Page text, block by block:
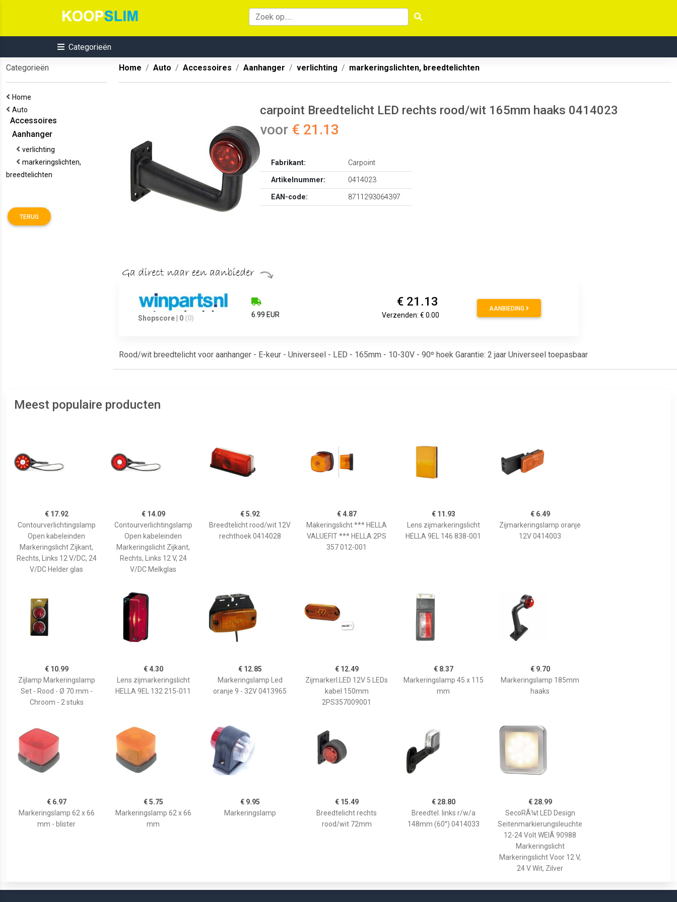
Categorieën
Categorieën
Home
Auto
Accessoires
Aanhanger
verlichting
markeringslichten,
breedtelichten
TERUG
Home Auto Accessoires Aanhanger verlichting markeringslichten, breedtelichten
carpoint Breedtelicht LED rechts rood/wit 165mm haaks 0414023
voor € 21.13
Fabrikant:
Carpoint
Artikelnummer:
0414023
EAN-code:
8711293064397
Shopscore | 0 (0) 6.99 EUR
€ 21.13
Verzenden: € 0.00
AANBIEDING
Rood/wit breedtelicht voor aanhanger - E-keur - Universeel - LED - 165mm - 10-30V - 90º hoek Garantie: 2 jaar Universeel toepasbaar
Meest populaire producten
€ 17.92
Contourverlichtingslamp
Open kabeleinden
Markeringslicht Zijkant,
Rechts, Links 12 V/DC, 24
V/DC Helder glas
€ 14.09
Contourverlichtingslamp
Open kabeleinden
Markeringslicht Zijkant,
Rechts, Links 12 V, 24
V/DC Melkglas
€ 5.92
Breedtelicht rood/wit 12V
rechthoek 0414028
€ 4.87
Makeringslicht *** HELLA
VALUEFIT *** HELLA 2PS
357 012-001
€ 11.93
Lens zijmarkeringslicht
HELLA 9EL 146 838-001
€ 6.49
Zijmarkeringslamp oranje
12V 0414003
€ 10.99
Zijlamp Markeringslamp
Set - Rood - Ø 70 mm -
Chroom - 2 stuks
€ 4.30
Lens zijmarkeringslicht
HELLA 9EL 132 215-011
€ 12.85
Markeringslamp Led
oranje 9 - 32V 0413965
€ 12.49
Zijmarkerl.LED 12V 5 LEDs
kabel 150mm
2PS357009001
€ 8.37
Markeringslamp 45 x 115
mm
€ 9.70
Markeringslamp 185mm
haaks
€ 6.97
Markeringslamp 62 x 66
mm - blister
€ 5.75
Markeringslamp 62 x 66
mm
€ 9.95
Markeringslamp
€ 15.49
Breedtelicht rechts
rood/wit 72mm
€ 28.80
Breedtel. links r/w/a
148mm (60°) 0414033
€ 28.99
SecoRÃ¼t LED Design
Seitenmarkierungsleuchte
12-24 Volt WEIÃ 90988
Markeringslicht
Markeringslicht Voor 12 V,
24 V Wit, Zilver